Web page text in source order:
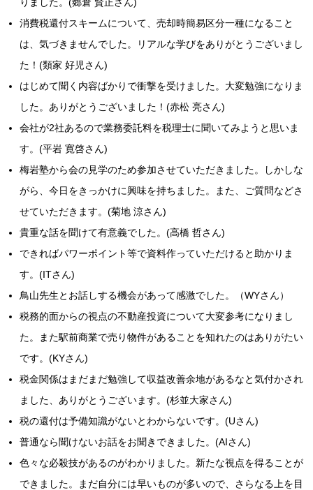
消費税還付スキームについて、売却時簡易区分一種になること
は、気づきませんでした。リアルな学びをありがとうございまし
た！(類家 好児さん)
はじめて聞く内容ばかりで衝撃を受けました。大変勉強になりま
した。ありがとうございました！(赤松 亮さん)
会社が2社あるので業務委託料を税理士に聞いてみようと思いま
す。(平岩 寛啓さん)
梅岩塾から会の見学のため参加させていただきました。しかしな
がら、今日をきっかけに興味を持ちました。また、ご質問などさ
せていただきます。(菊地 涼さん)
貴重な話を聞けて有意義でした。(高橋 哲さん)
できればパワーポイント等で資料作っていただけると助かりま
す。(ITさん)
鳥山先生とお話しする機会があって感激でした。（WYさん）
税務的面からの視点の不動産投資について大変参考になりまし
た。また駅前商業で売り物件があることを知れたのはありがたい
です。(KYさん)
税金関係はまだまだ勉強して収益改善余地があるなと気付かされ
ました、ありがとうございます。(杉並大家さん)
税の還付は予備知識がないとわからないです。(Uさん)
普通なら聞けないお話をお聞きできました。(AIさん)
色々な必殺技があるのがわかりました。新たな視点を得ることが
できました。まだ自分には早いものが多いので、さらなる上を目